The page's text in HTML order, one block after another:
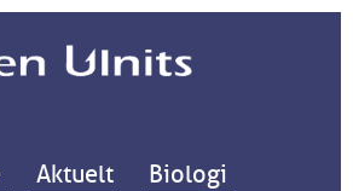
Hop til indhold
Aktuelt Biologi